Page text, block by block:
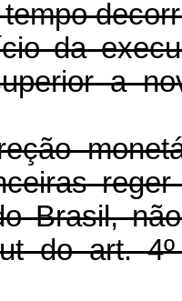
da
a
Brasil,
do art.